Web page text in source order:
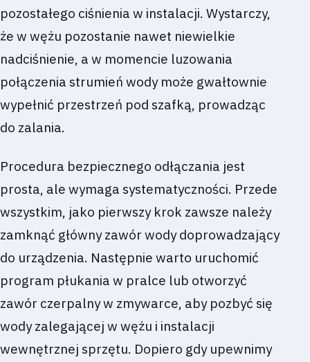
pozostałego ciśnienia w instalacji. Wystarczy,
że w wężu pozostanie nawet niewielkie
nadciśnienie, a w momencie luzowania
połączenia strumień wody może gwałtownie
wypełnić przestrzeń pod szafką, prowadząc
do zalania.
Procedura bezpiecznego odłączania jest
prosta, ale wymaga systematyczności. Przede
wszystkim, jako pierwszy krok zawsze należy
zamknąć główny zawór wody doprowadzający
do urządzenia. Następnie warto uruchomić
program płukania w pralce lub otworzyć
zawór czerpalny w zmywarce, aby pozbyć się
wody zalegającej w wężu i instalacji
wewnętrznej sprzętu. Dopiero gdy upewnimy